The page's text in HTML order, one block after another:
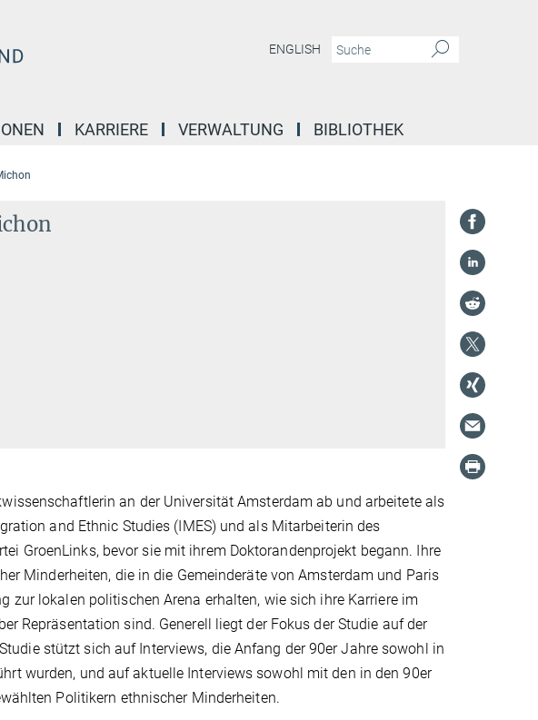
ENGLISH
KARRIERE VERWALTUNG BIBLIOTHEK
an der Universität Amsterdam ab und arbeitete als
and Ethnic Studies (IMES) und als Mitarbeiterin des
GroenLinks, bevor sie mit ihrem Doktorandenprojekt begann. Ihre
Minderheiten, die in die Gemeinderäte von Amsterdam und Paris
zur lokalen politischen Arena erhalten, wie sich ihre Karriere im
Repräsentation sind. Generell liegt der Fokus der Studie auf der
stützt sich auf Interviews, die Anfang der 90er Jahre sowohl in
wurden, und auf aktuelle Interviews sowohl mit den in den 90er
Politikern ethnischer Minderheiten.